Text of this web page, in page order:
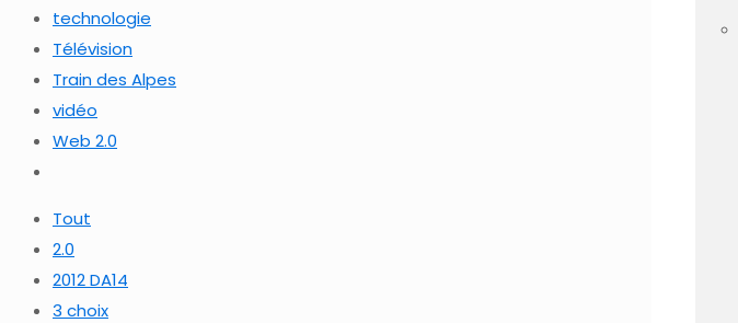
technologie
Télévision
Train des Alpes
vidéo
Web 2.0
Tout
2.0
2012 DA14
3 choix